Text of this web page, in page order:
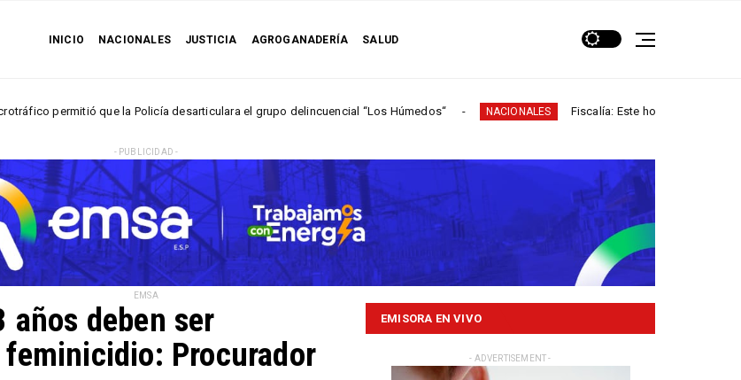
INICIO NACIONALES JUSTICIA AGROGANADERÍA SALUD
que la Policía desarticulara el grupo delincuencial “Los Húmedos“ NACIONALES Fiscalía: Este hombre participó en más de
- PUBLICIDAD -
EMSA
años deben ser
Procurador
EMISORA EN VIVO
- ADVERTISEMENT -